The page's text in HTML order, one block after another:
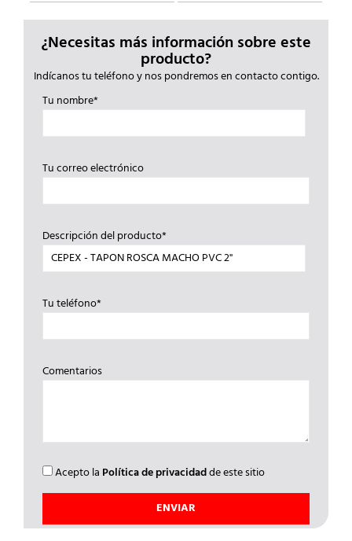
¿Necesitas más información sobre este
producto?
Indícanos tu teléfono y nos pondremos en contacto contigo.
Tu nombre*
Tu correo electrónico
Descripción del producto*
Tu teléfono*
Comentarios
Acepto la Política de privacidadde este sitio